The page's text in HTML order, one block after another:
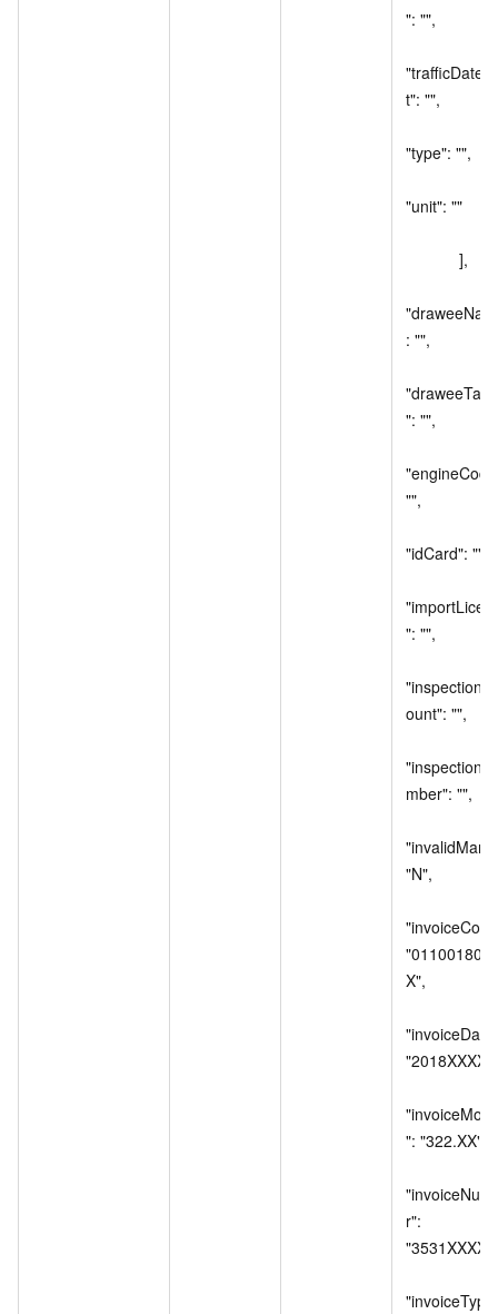
": "",
t": "",
"type": "",
"unit": ""
: "",
": "",
"",
"idCard": "",
": "",
ount": "",
mber": "",
"N",
X",
"2018XXXX",
": "322.XX",
r":
"3531XXXX",